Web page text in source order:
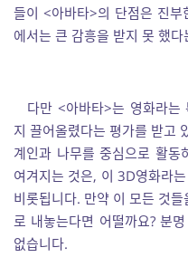
들이 <아바타>의 단점은 진
에서는 큰 감흥을 받지 못 했
다만 <아바타>는 영화라는
지 끌어올렸다는 평가를 받고
계인과 나무를 중심으로 활동
여겨지는 것은, 이 3D영화라
비롯됩니다. 만약 이 모든 것
로 내놓는다면 어떨까요? 분
없습니다.